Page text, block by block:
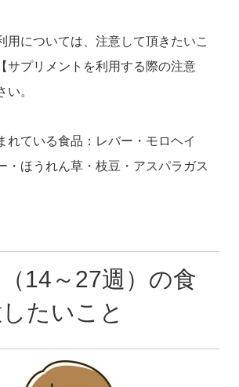
用については、注意して頂きたいこ
サプリメントを利用する際の注意
い。
れている食品：レバー・モロヘイ
・ほうれん草・枝豆・アスパラガス
14～27週）の食
たいこと